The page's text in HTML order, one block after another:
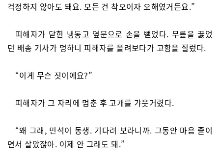
걱정하지 않아도 돼요. 모든 건 착오이자 오해였거든요.”
피해자가 닫힌 냉동고 옆문으로 손을 뻗었다. 무릎을 꿇었
던 배송 기사가 멍하니 피해자를 올려보다가 고함을 질렀다.
“이게 무슨 짓이에요?”
피해자가 그 자리에 멈춘 후 고개를 갸웃거렸다.
“왜 그래, 민석이 동생. 기다려 보라니까. 그동안 마음 졸이
면서 살았잖아. 이제 안 그래도 돼.”